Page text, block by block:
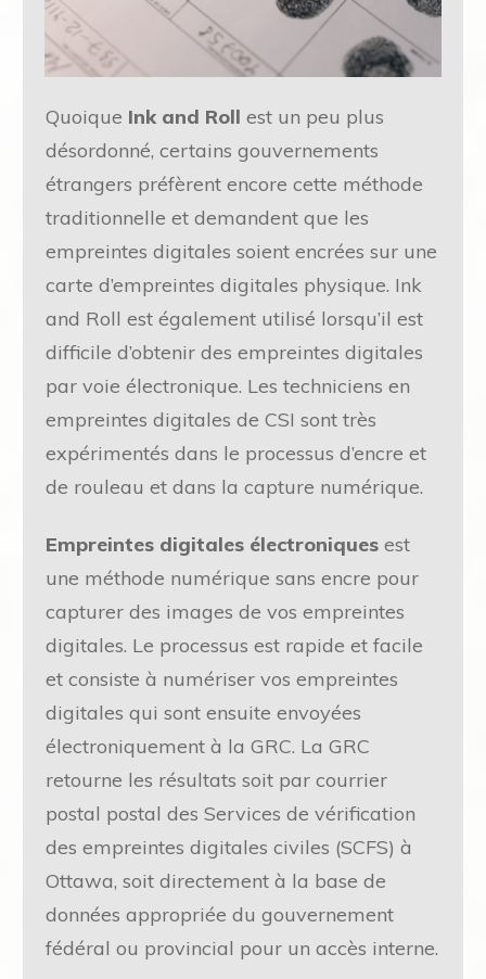
Quoique Ink and Roll est un peu plus
désordonné, certains gouvernements
étrangers préfèrent encore cette méthode
traditionnelle et demandent que les
empreintes digitales soient encrées sur une
carte d’empreintes digitales physique. Ink
and Roll est également utilisé lorsqu’il est
difficile d’obtenir des empreintes digitales
par voie électronique. Les techniciens en
empreintes digitales de CSI sont très
expérimentés dans le processus d’encre et
de rouleau et dans la capture numérique.
Empreintes digitales électroniques est
une méthode numérique sans encre pour
capturer des images de vos empreintes
digitales. Le processus est rapide et facile
et consiste à numériser vos empreintes
digitales qui sont ensuite envoyées
électroniquement à la GRC. La GRC
retourne les résultats soit par courrier
postal postal des Services de vérification
des empreintes digitales civiles (SCFS) à
Ottawa, soit directement à la base de
données appropriée du gouvernement
fédéral ou provincial pour un accès interne.